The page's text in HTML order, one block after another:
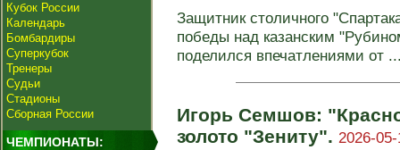
Кубок России
Календарь
Бомбардиры
Суперкубок
Тренеры
Судьи
Стадионы
Сборная России
ЧЕМПИОНАТЫ:
Защитник столичного
победы над казанским
поделился впечатлениями от
Игорь Семшов:
золото "Зениту". 2026-